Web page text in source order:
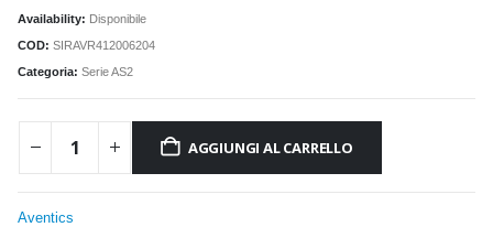
Availability: Disponibile
COD: SIRAVR412006204
Categoria: Serie AS2
AGGIUNGI AL CARRELLO
Aventics